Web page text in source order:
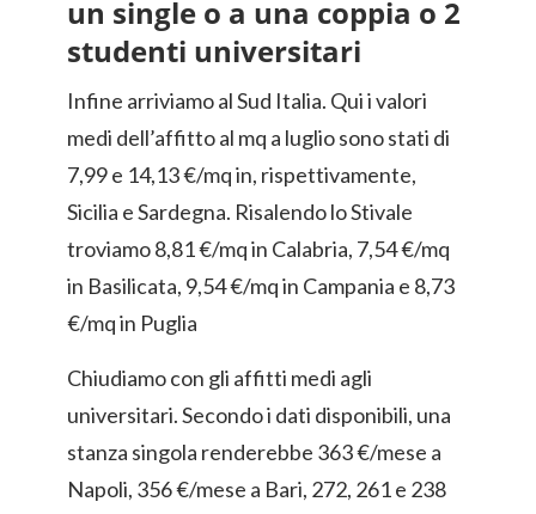
un single o a una coppia o 2
studenti universitari
Infine arriviamo al Sud Italia. Qui i valori
medi dell’affitto al mq a luglio sono stati di
7,99 e 14,13 €/mq in, rispettivamente,
Sicilia e Sardegna. Risalendo lo Stivale
troviamo 8,81 €/mq in Calabria, 7,54 €/mq
in Basilicata, 9,54 €/mq in Campania e 8,73
€/mq in Puglia
Chiudiamo con gli affitti medi agli
universitari. Secondo i dati disponibili, una
stanza singola renderebbe 363 €/mese a
Napoli, 356 €/mese a Bari, 272, 261 e 238